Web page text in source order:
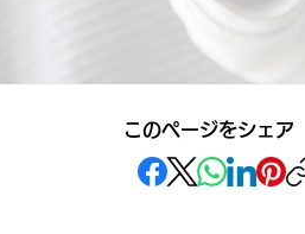
このページをシェア